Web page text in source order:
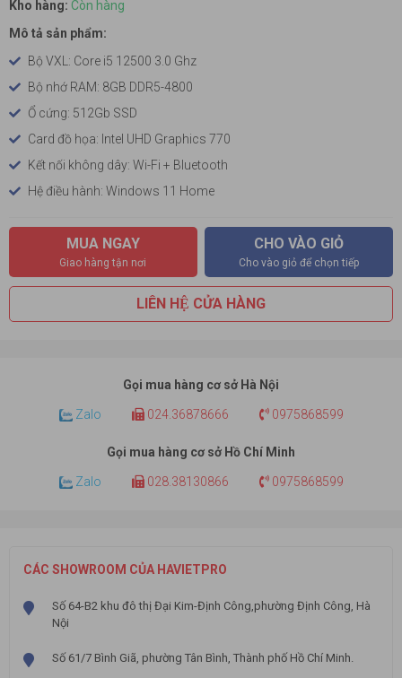
Kho hàng: Còn hàng
Mô tả sản phẩm:
Bộ VXL: Core i5 12500 3.0 Ghz
Bộ nhớ RAM: 8GB DDR5-4800
Ổ cứng: 512Gb SSD
Card đồ họa: Intel UHD Graphics 770
Kết nối không dây: Wi-Fi + Bluetooth
Hệ điều hành: Windows 11 Home
MUA NGAY
Giao hàng tận nơi
CHO VÀO GIỎ
Cho vào giỏ để chọn tiếp
LIÊN HỆ CỬA HÀNG
Gọi mua hàng cơ sở Hà Nội
Zalo 024.36878666 0975868599
Gọi mua hàng cơ sở Hồ Chí Minh
Zalo 028.38130866 0975868599
CÁC SHOWROOM CỦA HAVIETPRO
Số 64-B2 khu đô thị Đại Kim-Định Công,phường Định Công, Hà
Nội
Số 61/7 Bình Giã, phường Tân Bình, Thành phố Hồ Chí Minh.